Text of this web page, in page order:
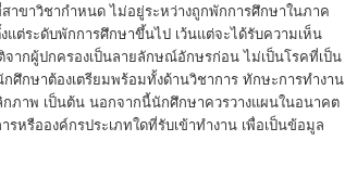
าขาวิชากำหนด ไม่อยู่ระหว่างถูกพักการศึกษาในภาค
ต่ระดับพักการศึกษาขึ้นไป เว้นแต่จะได้รับความเห็น
ากผู้ปกครองเป็นลายลักษณ์อักษรก่อน ไม่เป็นโรคที่เป็น
ศึกษาต้องเตรียมพร้อมทั้งด้านวิชาการ ทักษะการทำงาน
ภาพ เป็นต้น นอกจากนี้นักศึกษาควรวางแผนในอนาคต
หรือองค์กรประเภทใดที่รับเข้าทำงาน เพื่อเป็นข้อมูล